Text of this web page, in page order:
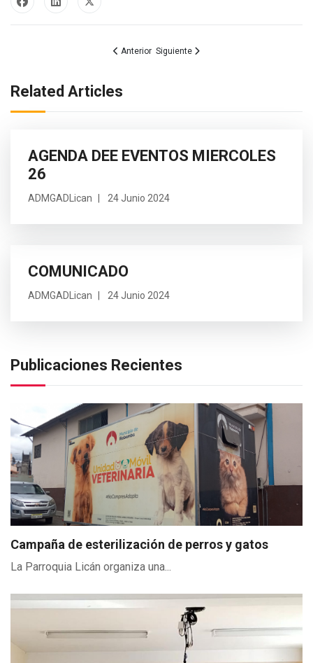
Publicaciones Recientes
Campaña de esterilización de perros y gatos
La Parroquia Licán organiza una...
Artículo anterior: Por un Licán ordenado:
Anterior Artículo siguiente: SESIÓN SOLEMNE
Siguiente
Related Articles
AGENDA DEE EVENTOS MIERCOLES
26
ADMGADLican 24 Junio 2024
COMUNICADO
ADMGADLican 24 Junio 2024